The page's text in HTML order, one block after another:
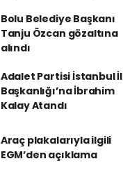
Bolu Belediye Başkanı
Tanju Özcan gözaltına
alındı
Adalet Partisi İstanbul İl
Başkanlığı’na İbrahim
Kalay Atandı
Araç plakalarıyla ilgili
EGM’den açıklama